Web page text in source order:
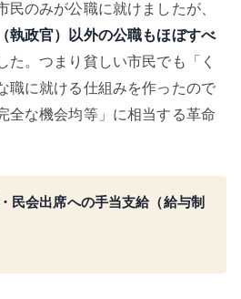
民のみが公職に就けましたが、
執政官）以外の公職もほぼすべ
た。つまり貧しい市民でも「く
職に就ける仕組みを作ったので
全な機会均等」に相当する革命
民会出席への手当支給（給与制